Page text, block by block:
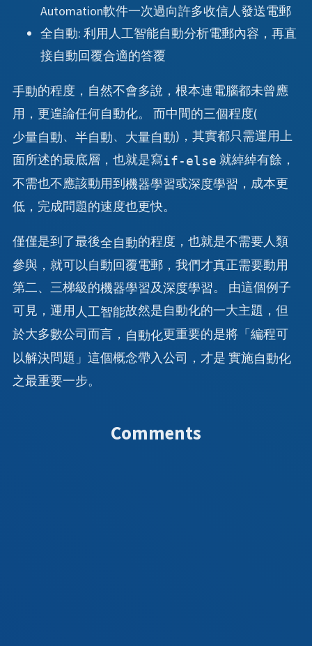
Automation軟件一次過向許多收信人發送電郵
全自動: 利用人工智能自動分析電郵內容，再直
接自動回覆合適的答覆
手動的程度，自然不會多說，根本連電腦都未曾應
用，更遑論任何自動化。 而中間的三個程度(
少量自動、 半自動、 大量自動)，其實都只需運用上
面所述的最底層，也就是寫if-else 就綽綽有餘，
不需也不應該動用到機器學習或深度學習 ，成本更
低，完成問題的速度也更快。
僅僅是到了最後全自動的程度，也就是不需要人類
參與，就可以自動回覆電郵，我們才真正需要動用
第二、三梯級的機器學習及深度學習。 由這個例子
可見，運用 人工智能故然是自動化的一大主題，但
於大多數公司而言， 自動化更重要的是將「編程可
以解決問題」這個概念帶入公司，才是 實施自動化
之最重要一步。
Comments